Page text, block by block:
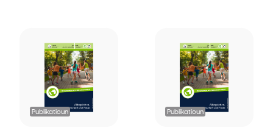
Publikatioun Publikatioun